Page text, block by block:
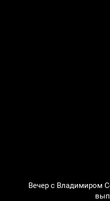
Вечер с Владимиром